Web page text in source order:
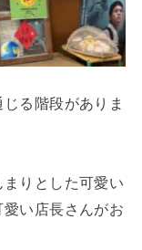
る階段がありま
りとした可愛い
い店長さんがお